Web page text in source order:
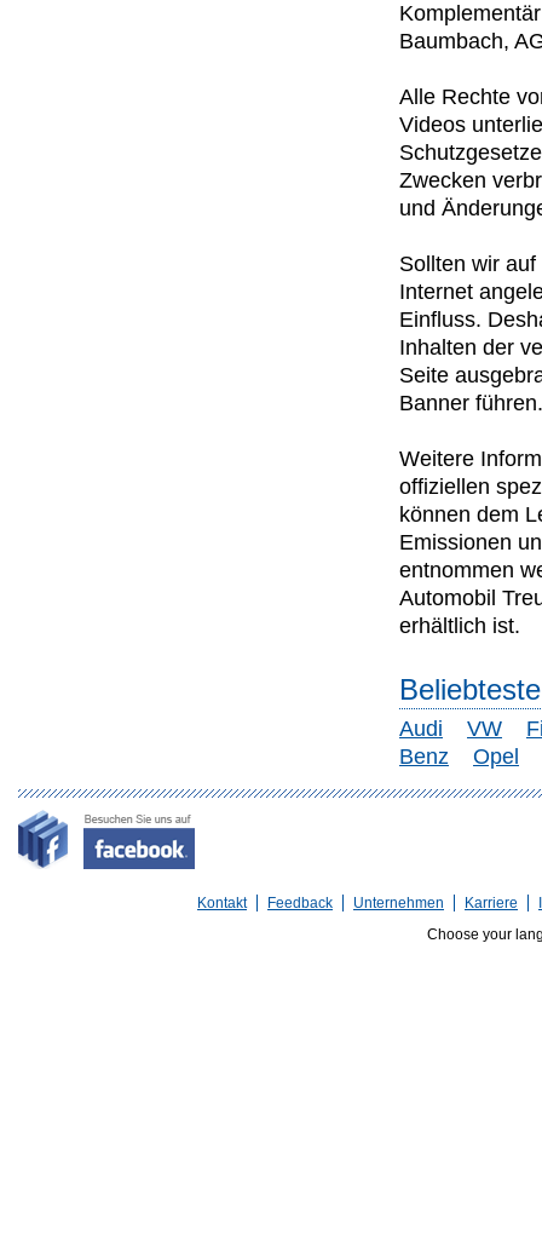
Baumbach,
Alle Rechte
Videos
Zwecken
und
Sollten wir
Internet
Einfluss.
Inhalten der
Seite
Banner führen.
Weitere
offiziellen
können dem
Emissionen
entnommen
Automobil
erhältlich ist.
Audi VW
Benz
Opel
Kontakt Feedback Unternehmen Karriere
Choose your